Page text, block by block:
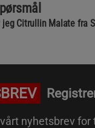
jeg Citrullin Malate fra
nyhetsbrev for